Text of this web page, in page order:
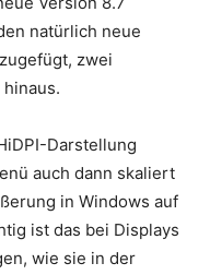
natürlich neue
zwei
Darstellung
auch dann skaliert
in Windows auf
ist das bei Displays
wie sie in der